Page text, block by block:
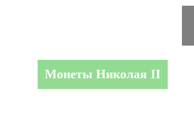
Монеты Николая II